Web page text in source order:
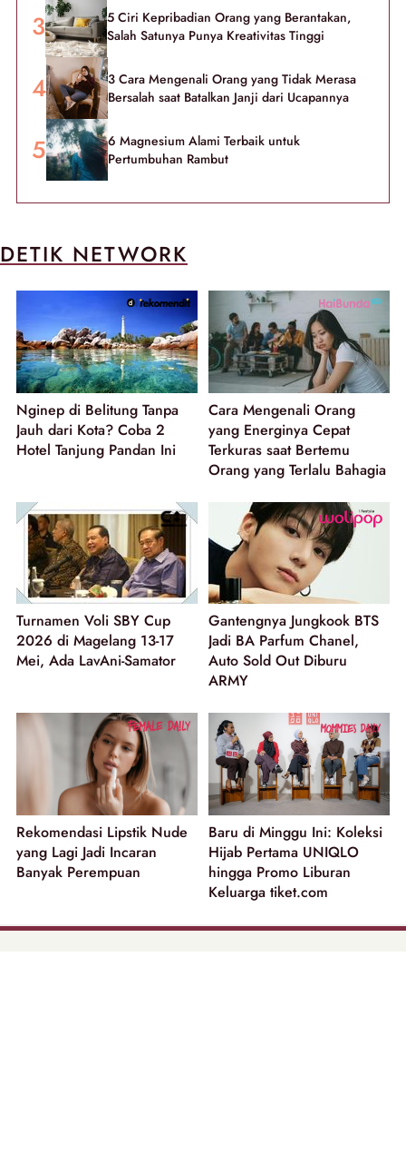
5 Ciri Kepribadian Orang yang Berantakan,
Salah Satunya Punya Kreativitas Tinggi
3 Cara Mengenali Orang yang Tidak Merasa
Bersalah saat Batalkan Janji dari Ucapannya
6 Magnesium Alami Terbaik untuk
Pertumbuhan Rambut
DETIK NETWORK
Nginep di Belitung Tanpa
Jauh dari Kota? Coba 2
Hotel Tanjung Pandan Ini
Cara Mengenali Orang
yang Energinya Cepat
Terkuras saat Bertemu
Orang yang Terlalu Bahagia
Turnamen Voli SBY Cup
2026 di Magelang 13-17
Mei, Ada LavAni-Samator
Gantengnya Jungkook BTS
Jadi BA Parfum Chanel,
Auto Sold Out Diburu
ARMY
Rekomendasi Lipstik Nude
yang Lagi Jadi Incaran
Banyak Perempuan
Baru di Minggu Ini: Koleksi
Hijab Pertama UNIQLO
hingga Promo Liburan
Keluarga tiket.com